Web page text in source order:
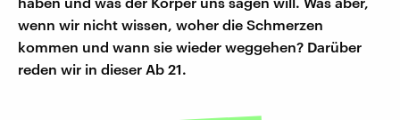
wenn wir nicht wissen, woher die Schmerzen
kommen und wann sie wieder weggehen? Darüber
reden wir in dieser Ab 21.